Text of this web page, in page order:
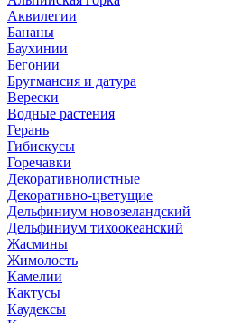
Аквилегии
Бананы
Баухинии
Бегонии
Бругмансия и датура
Верески
Водные растения
Герань
Гибискусы
Горечавки
Декоративнолистные
Декоративно-цветущие
Дельфиниум новозеландский
Дельфиниум тихоокеанский
Жасмины
Жимолость
Камелии
Кактусы
Каудексы